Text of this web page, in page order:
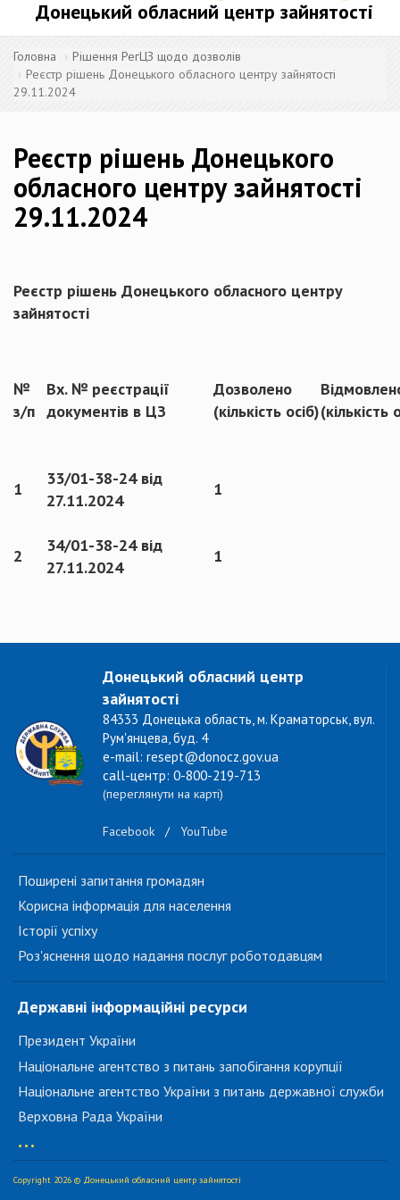
Донецький обласний центр зайнятості
Головна
Рішення РегЦЗ щодо дозволів
Реєстр рішень Донецького обласного центру зайнятості
29.11.2024
Реєстр рішень Донецького
обласного центру зайнятості
29.11.2024
Реєстр рішень Донецького обласного центру
зайнятості
№
з/п
Вх. № реєстрації
документів в ЦЗ
Дозволено
(кількість осіб)(кількість
1
33/01-38-24 від
27.11.2024
1
2
34/01-38-24 від
27.11.2024
1
Донецький обласний центр
зайнятості
84333 Донецька область, м. Краматорськ, вул.
Рум'янцева, буд. 4
e-mail: resept@donocz.gov.ua
call-центр: 0-800-219-713
(переглянути на карті)
Facebook / YouTube
Поширені запитання громадян
Корисна інформація для населення
Історії успіху
Роз'яснення щодо надання послуг роботодавцям
Державні інформаційні ресурси
Президент України
Національне агентство з питань запобігання корупції
Національне агентство України з питань державної служби
Верховна Рада України
...
Copyright 2026 © Донецький обласний центр зайнятості